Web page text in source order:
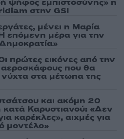
ψήφος εμπιστοσύνης» η
στην GSI
μένει η Μαρία
επόμενη μέρα για την
πρώτες εικόνες από την
που θα
νύχτα στα μέτωπα της
και ακόμη 20
Καρυστιανού: «Δεν
καρέκλες», αιχμές για
μοντέλο»